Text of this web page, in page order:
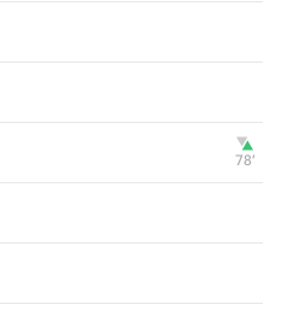
78‎’‎